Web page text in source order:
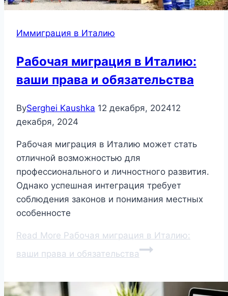
Иммиграция в Италию
Рабочая миграция в Италию:
ваши права и обязательства
BySerghei Kaushka 12 декабря, 202412
декабря, 2024
Рабочая миграция в Италию может стать
отличной возможностью для
профессионального и личностного развития.
Однако успешная интеграция требует
соблюдения законов и понимания местных
особенносте
Read More Рабочая миграция в Италию:
ваши права и обязательства